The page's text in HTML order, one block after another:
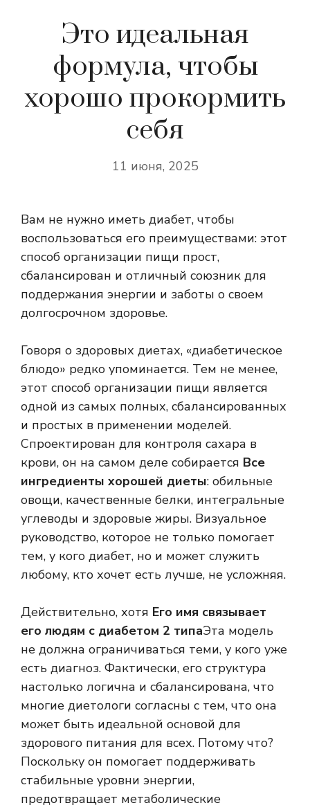
Это идеальная
формула, чтобы
хорошо прокормить
себя
11 июня, 2025
Вам не нужно иметь диабет, чтобы
воспользоваться его преимуществами: этот
способ организации пищи прост,
сбалансирован и отличный союзник для
поддержания энергии и заботы о своем
долгосрочном здоровье.
Говоря о здоровых диетах, «диабетическое
блюдо» редко упоминается. Тем не менее,
этот способ организации пищи является
одной из самых полных, сбалансированных
и простых в применении моделей.
Спроектирован для контроля сахара в
крови, он на самом деле собирается Все
ингредиенты хорошей диеты: обильные
овощи, качественные белки, интегральные
углеводы и здоровые жиры. Визуальное
руководство, которое не только помогает
тем, у кого диабет, но и может служить
любому, кто хочет есть лучше, не усложняя.
Действительно, хотя Его имя связывает
его людям с диабетом 2 типаЭта модель
не должна ограничиваться теми, у кого уже
есть диагноз. Фактически, его структура
настолько логична и сбалансирована, что
многие диетологи согласны с тем, что она
может быть идеальной основой для
здорового питания для всех. Потому что?
Поскольку он помогает поддерживать
стабильные уровни энергии,
предотвращает метаболические